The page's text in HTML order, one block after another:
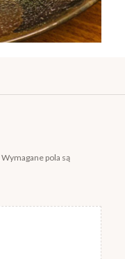
Wymagane pola są